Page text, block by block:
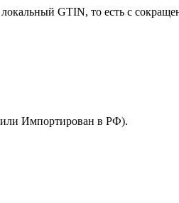
GTIN, то есть с
или Импортирован в РФ).